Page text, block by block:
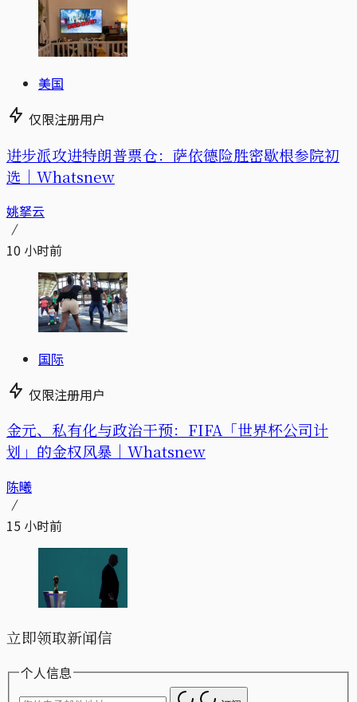
美国
仅限注册用户
进步派攻进特朗普票仓：萨依德险胜密歇根参院初
选｜Whatsnew
姚拏云
10 小时前
国际
仅限注册用户
金元、私有化与政治干预：FIFA「世界杯公司计
划」的金权风暴｜Whatsnew
陈曦
15 小时前
立即领取新闻信
个人信息